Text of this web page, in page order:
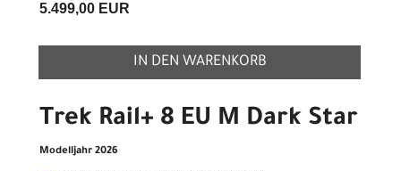
5.499,00 EUR
IN DEN WARENKORB
Trek Rail+ 8 EU M Dark Star
Modelljahr 2026